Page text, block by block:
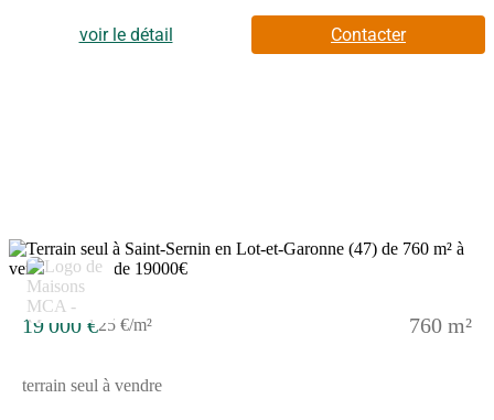
dégagée. Il se situe dans un secteur recherché. Plusieurs
établissements scolaires (maternelle, élémentaire et collège) se
trouvent à 10 minutes . Côté transports en commun, il y a la gare
voir le détail Contacter
19 000 €25 €/m² 760 m²
terrain seul à vendre